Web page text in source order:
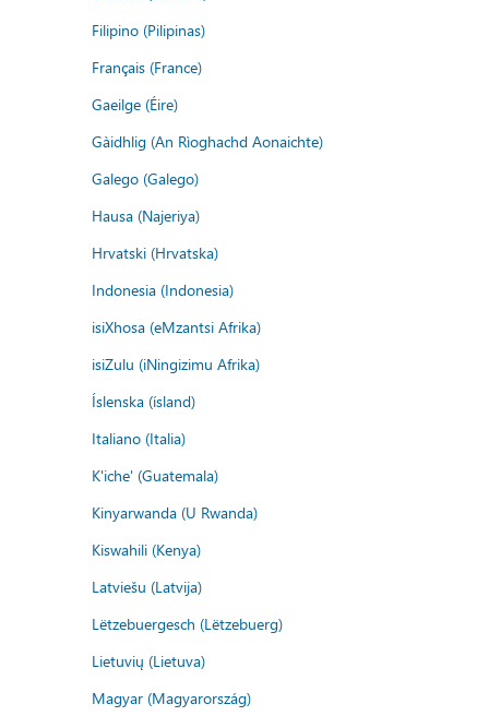
Filipino (Pilipinas)
Français (France)
Gaeilge (Éire)
Gàidhlig (An Rìoghachd Aonaichte)
Galego (Galego)
Hausa (Najeriya)
Hrvatski (Hrvatska)
Indonesia (Indonesia)
isiXhosa (eMzantsi Afrika)
isiZulu (iNingizimu Afrika)
Íslenska (ísland)
Italiano (Italia)
K'iche' (Guatemala)
Kinyarwanda (U Rwanda)
Kiswahili (Kenya)
Latviešu (Latvija)
Lëtzebuergesch (Lëtzebuerg)
Lietuvių (Lietuva)
Magyar (Magyarország)